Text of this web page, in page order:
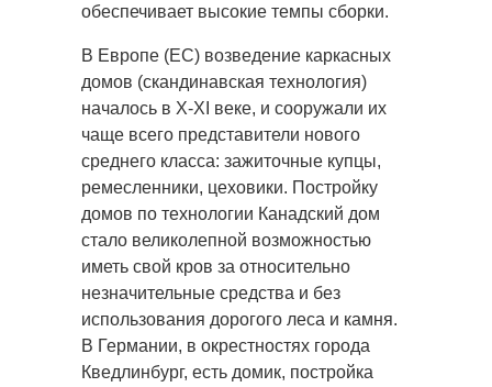
обеспечивает высокие темпы сборки.
В Европе (ЕС) возведение каркасных
домов (скандинавская технология)
началось в X-XI веке, и сооружали их
чаще всего представители нового
среднего класса: зажиточные купцы,
ремесленники, цеховики. Постройку
домов по технологии Канадский дом
стало великолепной возможностью
иметь свой кров за относительно
незначительные средства и без
использования дорогого леса и камня.
В Германии, в окрестностях города
Кведлинбург, есть домик, постройка